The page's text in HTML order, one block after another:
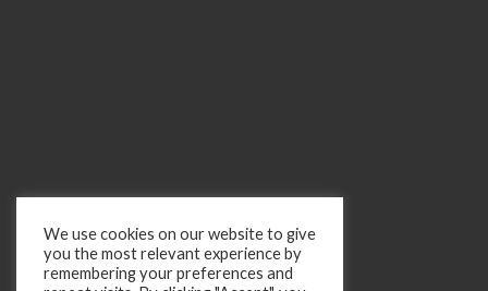
We use cookies on our website to give
you the most relevant experience by
remembering your preferences and